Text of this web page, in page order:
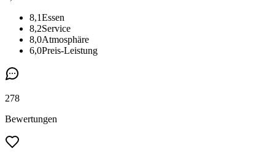
8,1Essen
8,2Service
8,0Atmosphäre
6,0Preis-Leistung
278
Bewertungen